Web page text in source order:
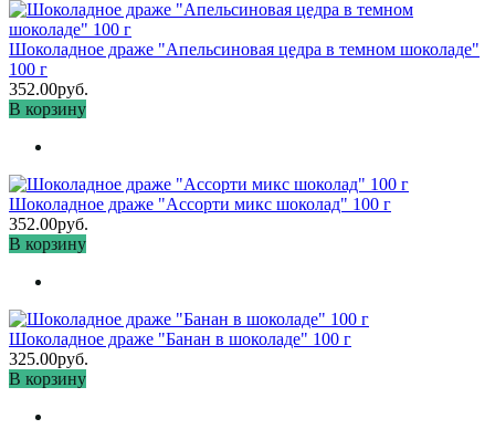
Шоколадное драже "Апельсиновая цедра в темном шоколаде"
100 г
352.00руб.
В корзину
Шоколадное драже "Ассорти микс шоколад" 100 г
352.00руб.
В корзину
Шоколадное драже "Банан в шоколаде" 100 г
325.00руб.
В корзину